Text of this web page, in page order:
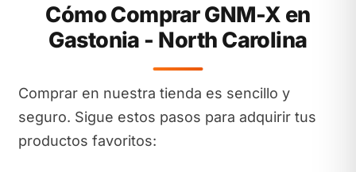
Cómo Comprar GNM-X en
Gastonia - North Carolina
Comprar en nuestra tienda es sencillo y
seguro. Sigue estos pasos para adquirir tus
productos favoritos: